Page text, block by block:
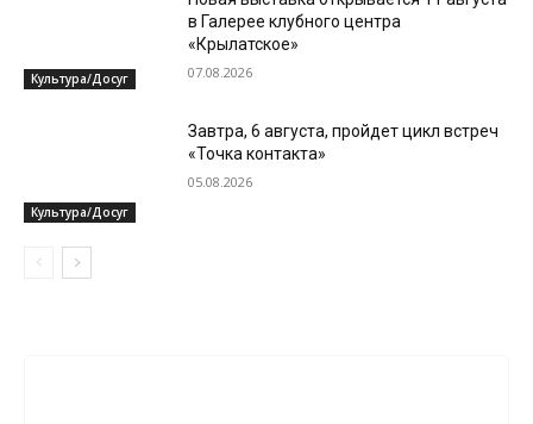
Культура/Досуг
в Галерее клубного центра
«Крылатское»
07.08.2026
Культура/Досуг
Завтра, 6 августа, пройдет цикл встреч
«Точка контакта»
05.08.2026